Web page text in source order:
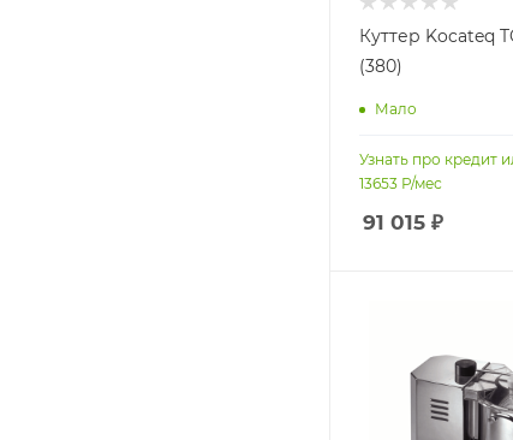
Куттер Kocateq
(380)
Мало
Узнать про кредит
13653 Р/мес
91 015 ₽